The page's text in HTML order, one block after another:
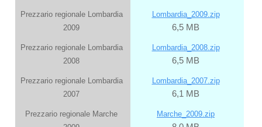
Prezzario regionale Lombardia
2009
Lombardia_2009.zip
6,5 MB
Prezzario regionale Lombardia
2008
Lombardia_2008.zip
6,5 MB
Prezzario regionale Lombardia
2007
Lombardia_2007.zip
6,1 MB
Prezzario regionale Marche
Marche_2009.zip